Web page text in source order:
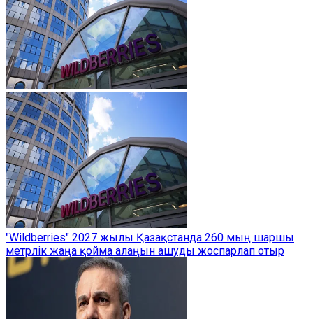
"Wildberries" 2027 жылы Қазақстанда 260 мың шаршы
метрлік жаңа қойма алаңын ашуды жоспарлап отыр